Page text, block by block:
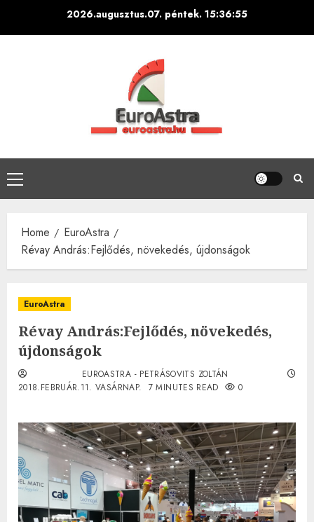
2026.augusztus.07. péntek.15:36:57
Primary
Menu
Home
EuroAstra
Révay András:Fejlődés, növekedés, újdonságok
EuroAstra
Révay András:Fejlődés, növekedés,
újdonságok
EUROASTRA - PETRÁSOVITS ZOLTÁN
2018.FEBRUÁR.11. VASÁRNAP.
7 MINUTES READ 0